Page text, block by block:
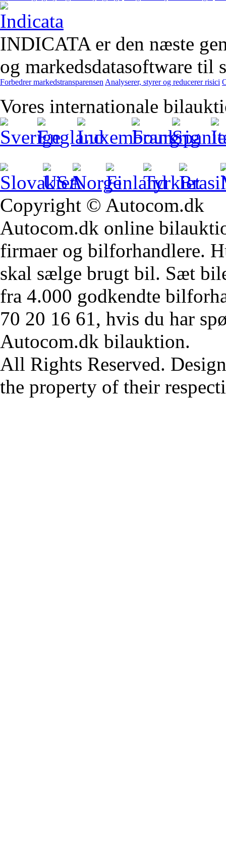
INDICATA er den næste
og markedsdatasoftware
Forbedrer markedstransparensen Analyserer, styrer og reducerer risici
Vores internationale
Copyright © Autocom.dk
Autocom.dk online
firmaer og bilforhandlere.
skal sælge brugt bil. Sæt
fra 4.000 godkendte
70 20 16 61, hvis du har
Autocom.dk bilauktion.
All Rights Reserved.
the property of their